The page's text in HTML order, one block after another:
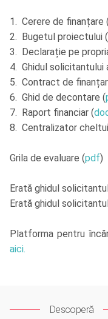
1. Cerere de finanțare (
2. Bugetul proiectului (
3. Declarație pe
4. Ghidul solicitantului
5. Contract de
6. Ghid de decontare (
7. Raport financiar (
8. Centralizator
Grila de evaluare (pdf)
Erată ghidul
Erată ghidul
Platforma pentru
aici.
Descoperă